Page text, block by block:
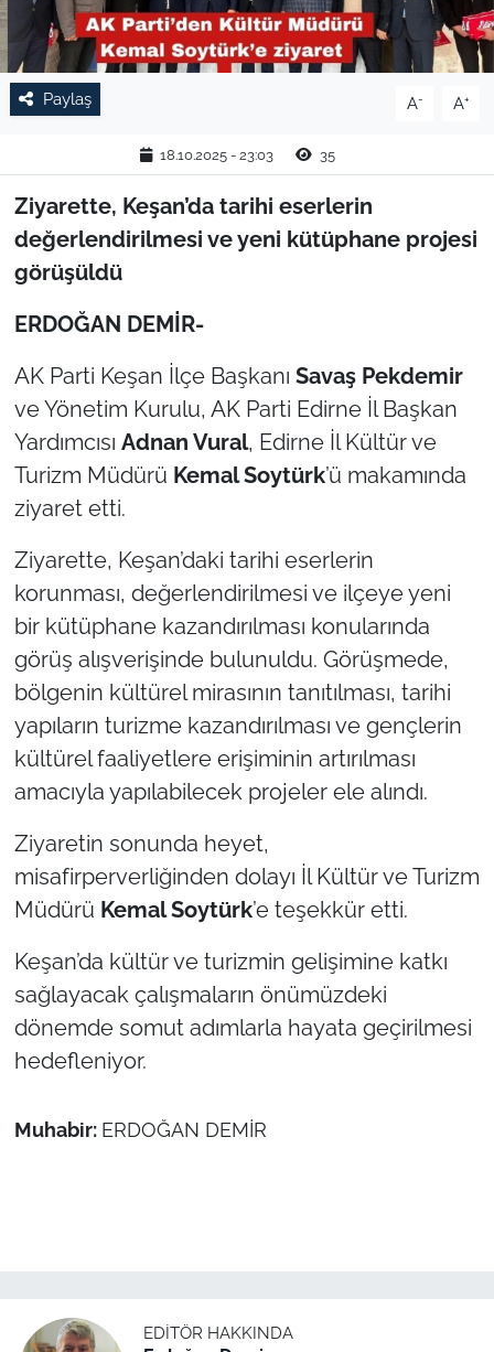
Paylaş A- A+
18.10.2025 - 23:03 35
Ziyarette, Keşan’da tarihi eserlerin
değerlendirilmesi ve yeni kütüphane projesi
görüşüldü
ERDOĞAN DEMİR-
AK Parti Keşan İlçe Başkanı Savaş Pekdemir
ve Yönetim Kurulu, AK Parti Edirne İl Başkan
Yardımcısı Adnan Vural, Edirne İl Kültür ve
Turizm Müdürü Kemal Soytürk’ü makamında
ziyaret etti.
Ziyarette, Keşan’daki tarihi eserlerin
korunması, değerlendirilmesi ve ilçeye yeni
bir kütüphane kazandırılması konularında
görüş alışverişinde bulunuldu. Görüşmede,
bölgenin kültürel mirasının tanıtılması, tarihi
yapıların turizme kazandırılması ve gençlerin
kültürel faaliyetlere erişiminin artırılması
amacıyla yapılabilecek projeler ele alındı.
Ziyaretin sonunda heyet,
misafirperverliğinden dolayı İl Kültür ve Turizm
Müdürü Kemal Soytürk’e teşekkür etti.
Keşan’da kültür ve turizmin gelişimine katkı
sağlayacak çalışmaların önümüzdeki
dönemde somut adımlarla hayata geçirilmesi
hedefleniyor.
Muhabir: ERDOĞAN DEMİR
EDITÖR HAKKINDA
RESMİ İLAN
SPOR
TEKİRDAĞ
ÇANAKKALE
TÜRKİYE
Bölge
Genel
Politika
Flaş Haber
Dış Haberler
Magazin
İş Dünyası
Bilim Teknoloji
Canlı Maç